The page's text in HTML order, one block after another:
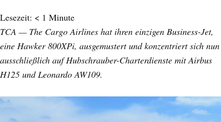
Lesezeit: < 1 Minute
TCA — The Cargo Airlines hat ihren einzigen Business-Jet,
eine Hawker 800XPi, ausgemustert und konzentriert sich nun
ausschließlich auf Hubschrauber-Charterdienste mit Airbus
H125 und Leonardo AW109.